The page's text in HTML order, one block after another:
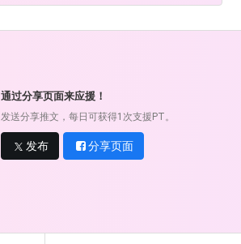
通过分享页面来应援！
发送分享推文，每日可获得1次支援PT。
发布 分享页面